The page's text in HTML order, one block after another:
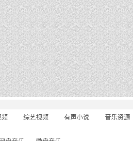
频 综艺视频 有声小说
音乐资源